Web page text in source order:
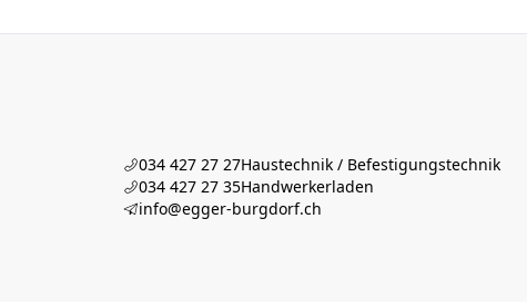
034 427 27 27Haustechnik / Befestigungstechnik
034 427 27 35Handwerkerladen
info@egger-burgdorf.ch